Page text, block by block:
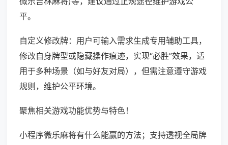
平。
自定义修改牌：用户可输入需求生成专用辅助工具，
修改自身牌型或隐藏操作痕迹，实现“必胜”效果，适
用于多种场景（如与好友对局），但需注意遵守游戏
规则，维护公平环境。
聚焦相关游戏功能优势与特色！
小程序微乐麻将有什么能赢的方法；支持透视全局牌